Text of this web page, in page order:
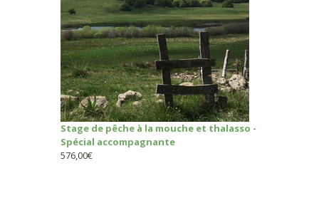
Stage de pêche à la mouche et thalasso -
Spécial accompagnante
576,00€